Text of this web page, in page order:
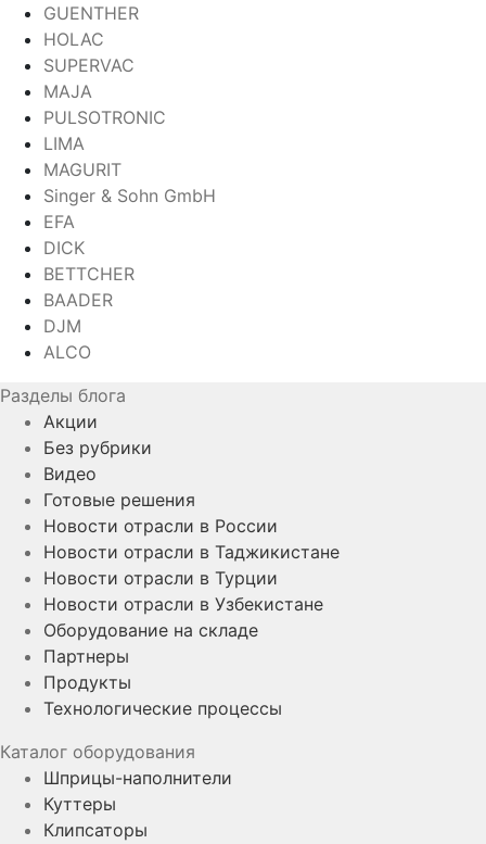
GUENTHER
HOLAC
SUPERVAC
MAJA
PULSOTRONIC
LIMA
MAGURIT
Singer & Sohn GmbH
EFA
DICK
BETTCHER
BAADER
DJM
ALCO
Разделы блога
Акции
Без рубрики
Видео
Готовые решения
Новости отрасли в России
Новости отрасли в Таджикистане
Новости отрасли в Турции
Новости отрасли в Узбекистане
Оборудование на складе
Партнеры
Продукты
Технологические процессы
Каталог оборудования
Шприцы-наполнители
Куттеры
Клипсаторы